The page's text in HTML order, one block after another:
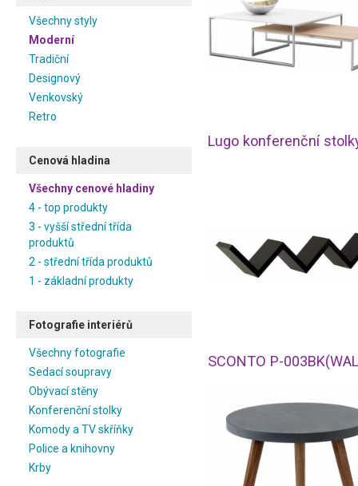
Všechny styly
Moderní
Tradiční
Designový
Venkovský
Retro
Cenová hladina
Všechny cenové hladiny
4 - top produkty
3 - vyšší střední třída
produktů
2 - střední třída produktů
1 - základní produkty
Fotografie interiérů
Všechny fotografie
Sedací soupravy
Obývací stěny
Konferenční stolky
Komody a TV skříňky
Police a knihovny
Krby